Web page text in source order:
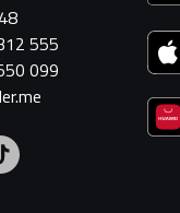
555
099